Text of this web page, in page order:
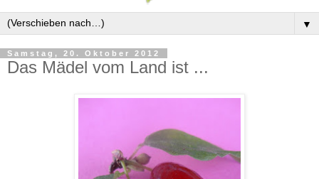
▼
Samstag, 20. Oktober 2012
Das Mädel vom Land ist ...